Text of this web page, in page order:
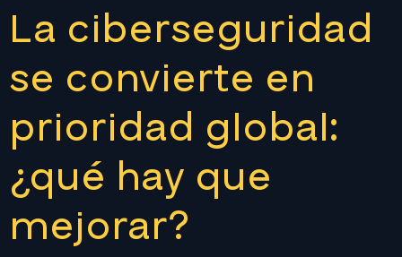
La ciberseguridad
se convierte en
prioridad global:
¿qué hay que
mejorar?